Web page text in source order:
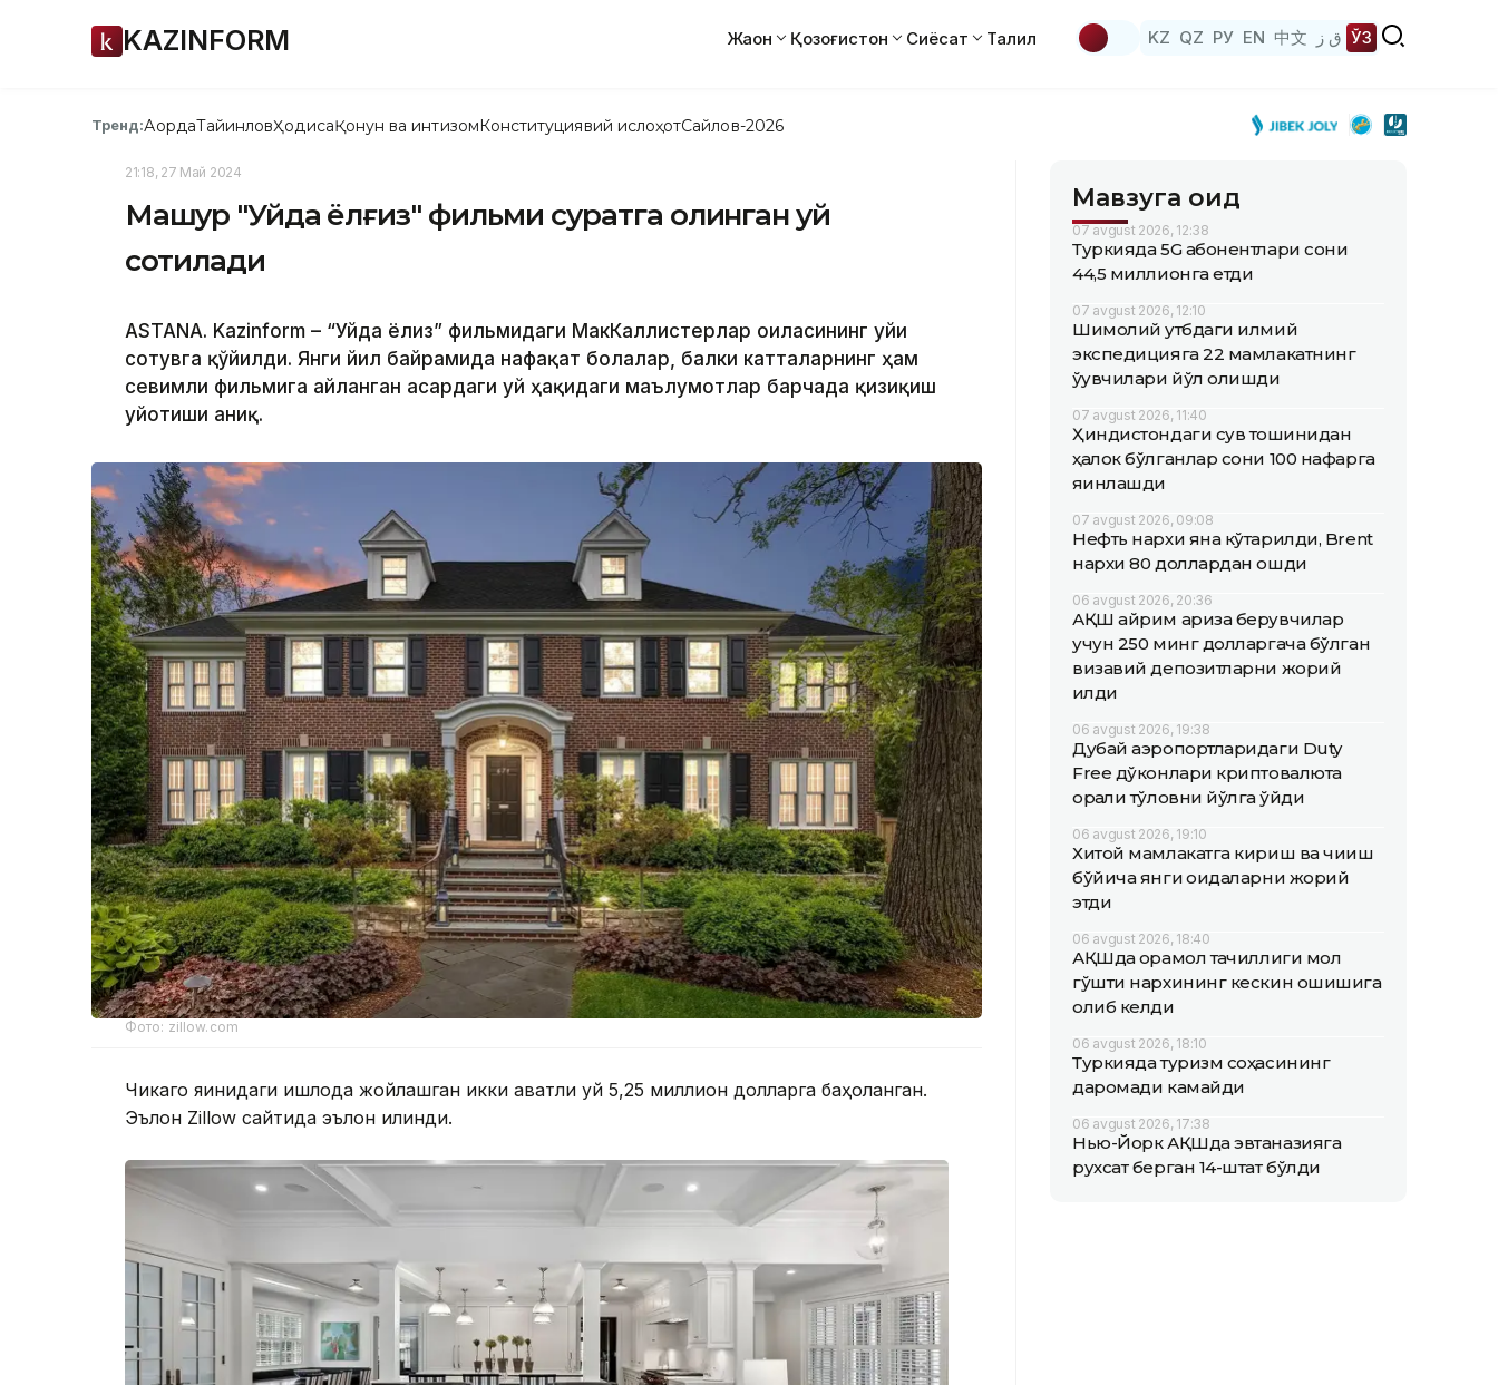
KAZINFORM Жаҳон Қозоғистон Сиёсат Таҳлил KZ QZ РУ EN 中文 ق ز ЎЗ
Тренд:АқордаТайинловҲодисаҚонун ва интизомКонституциявий ислоҳотСайлов-2026
21:18, 27 Май 2024
Машҳур "Уйда ёлғиз" фильми суратга олинган уй
сотилади
ASTANA. Kazinform – “Уйда ёлғиз” фильмидаги МакКаллистерлар оиласининг уйи
сотувга қўйилди. Янги йил байрамида нафақат болалар, балки катталарнинг ҳам
севимли фильмига айланган асардаги уй ҳақидаги маълумотлар барчада қизиқиш
уйғотиши аниқ.
Фото: zillow.com
Чикаго яқинидаги қишлоқда жойлашган икки қаватли уй 5,25 миллион долларга баҳоланган.
Эълон Zillow сайтида эълон қилинди.
Мавзуга оид
07 avgust 2026, 12:38
Туркияда 5G абонентлари сони
44,5 миллионга етди
07 avgust 2026, 12:10
Шимолий қутбдаги илмий
экспедицияга 22 мамлакатнинг
ўқувчилари йўл олишди
07 avgust 2026, 11:40
Ҳиндистондаги сув тошқинидан
ҳалок бўлганлар сони 100 нафарга
яқинлашди
07 avgust 2026, 09:08
Нефть нархи яна кўтарилди, Brent
нархи 80 доллардан ошди
06 avgust 2026, 20:36
АҚШ айрим ариза берувчилар
учун 250 минг долларгача бўлган
визавий депозитларни жорий
қилди
06 avgust 2026, 19:38
Дубай аэропортларидаги Duty
Free дўконлари криптовалюта
орқали тўловни йўлга қўйди
06 avgust 2026, 19:10
Хитой мамлакатга кириш ва чиқиш
бўйича янги қоидаларни жорий
этди
06 avgust 2026, 18:40
АҚШда қорамол тақчиллиги мол
гўшти нархининг кескин ошишига
олиб келди
06 avgust 2026, 18:10
Туркияда туризм соҳасининг
даромади камайди
06 avgust 2026, 17:38
Нью-Йорк АҚШда эвтаназияга
рухсат берган 14-штат бўлди